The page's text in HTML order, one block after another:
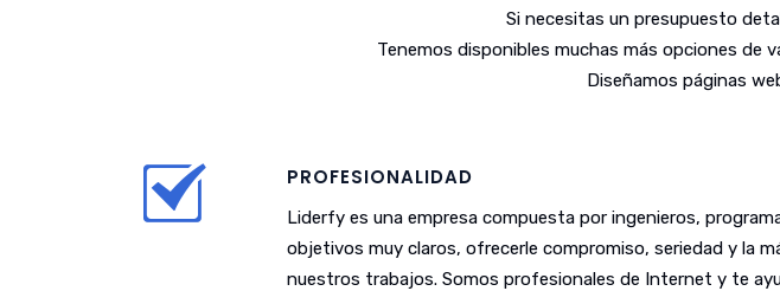
Si necesitas un presupuesto
Tenemos disponibles muchas más opciones de
Diseñamos páginas
PROFESIONALIDAD
Liderfy es una empresa compuesta por ingenieros,
objetivos muy claros, ofrecerle compromiso, seriedad y la
nuestros trabajos. Somos profesionales de Internet y te